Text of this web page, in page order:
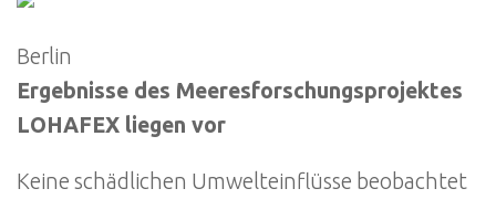
Berlin
Ergebnisse des Meeresforschungsprojektes
LOHAFEX liegen vor
Keine schädlichen Umwelteinflüsse beobachtet